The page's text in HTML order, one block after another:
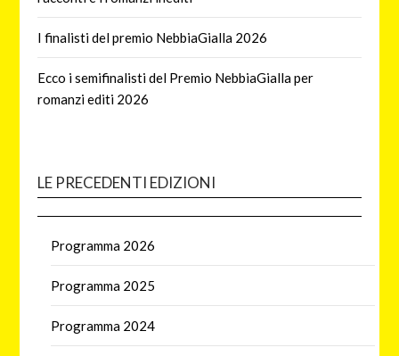
I finalisti del premio NebbiaGialla 2026
Ecco i semifinalisti del Premio NebbiaGialla per
romanzi editi 2026
LE PRECEDENTI EDIZIONI
Programma 2026
Programma 2025
Programma 2024